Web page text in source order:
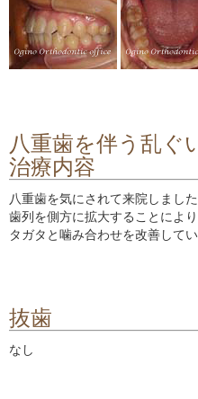
八重歯を伴う乱ぐ
治療内容
八重歯を気にされて来院しまし
歯列を側方に拡大することによ
タガタと噛み合わせを改善してい
抜歯
なし